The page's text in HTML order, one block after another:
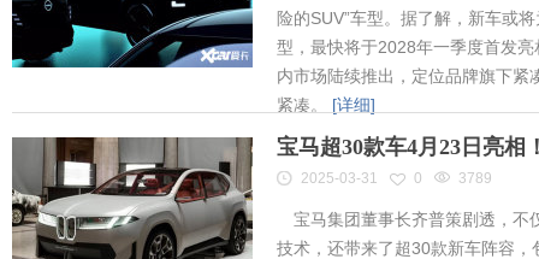
险的SUV”车型。据了解，新车或
型，最快将于2028年一季度首发
内市场陆续推出，定位品牌旗下紧
紧凑。 [详细]
宝马超30款车4月23日亮
2025-03-31 0 3789
宝马集团董事长齐普策剧透，不
技术，还带来了超30款新车阵容